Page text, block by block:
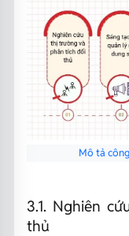
Mô tả
3.1. Nghiên
thủ